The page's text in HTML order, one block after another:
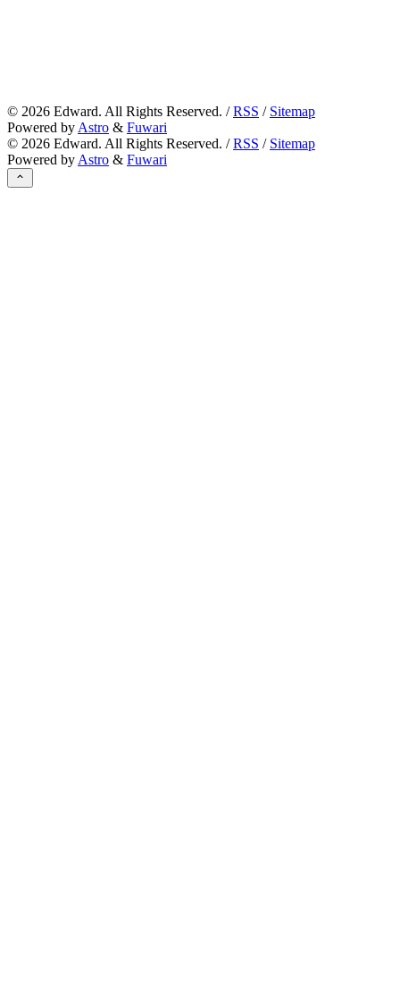
© 2026 Edward. All Rights Reserved. /RSS / Sitemap
Powered by Astro & Fuwari
© 2026 Edward. All Rights Reserved. /RSS / Sitemap
Powered by Astro & Fuwari